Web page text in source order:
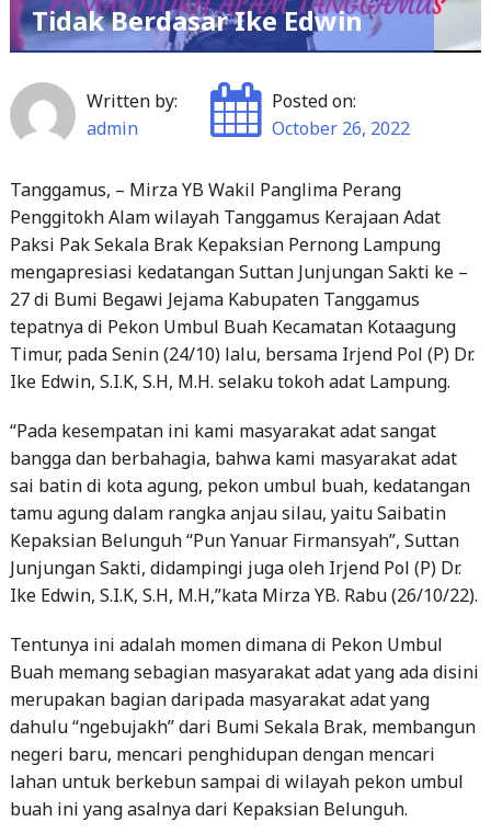
Tidak Berdasar Ike Edwin
Written by:
admin
Posted on:
October 26, 2022
Tanggamus, – Mirza YB Wakil Panglima Perang
Penggitokh Alam wilayah Tanggamus Kerajaan Adat
Paksi Pak Sekala Brak Kepaksian Pernong Lampung
mengapresiasi kedatangan Suttan Junjungan Sakti ke –
27 di Bumi Begawi Jejama Kabupaten Tanggamus
tepatnya di Pekon Umbul Buah Kecamatan Kotaagung
Timur, pada Senin (24/10) lalu, bersama Irjend Pol (P) Dr.
Ike Edwin, S.I.K, S.H, M.H. selaku tokoh adat Lampung.
“Pada kesempatan ini kami masyarakat adat sangat
bangga dan berbahagia, bahwa kami masyarakat adat
sai batin di kota agung, pekon umbul buah, kedatangan
tamu agung dalam rangka anjau silau, yaitu Saibatin
Kepaksian Belunguh “Pun Yanuar Firmansyah”, Suttan
Junjungan Sakti, didampingi juga oleh Irjend Pol (P) Dr.
Ike Edwin, S.I.K, S.H, M.H,”kata Mirza YB. Rabu (26/10/22).
Tentunya ini adalah momen dimana di Pekon Umbul
Buah memang sebagian masyarakat adat yang ada disini
merupakan bagian daripada masyarakat adat yang
dahulu “ngebujakh” dari Bumi Sekala Brak, membangun
negeri baru, mencari penghidupan dengan mencari
lahan untuk berkebun sampai di wilayah pekon umbul
buah ini yang asalnya dari Kepaksian Belunguh.